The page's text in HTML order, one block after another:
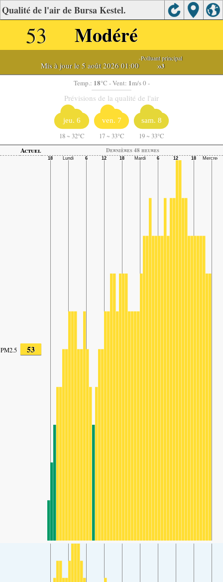
Qualité de l'air de Bursa Kestel.
53 Modéré
Mis à jour le 5 août 2026 01:00
-Polluant principal
:o3
Temp.: 18°C - Vent: 1m/s 0 -
Prévisions de la qualité de l'air
jeu. 6
18 ~ 32°C
ven. 7
17 ~ 33°C
sam. 8
19 ~ 33°C
Actuel
Dernières 48 heures
PM2.5 53